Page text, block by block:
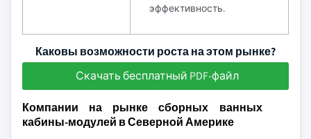
эффективность.
Каковы возможности роста на этом рынке?
Скачать бесплатный PDF-файл
Компании на рынке сборных ванных
кабины-модулей в Северной Америке